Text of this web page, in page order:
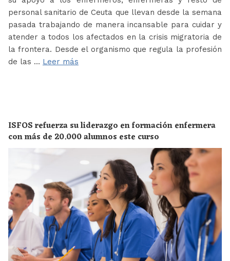
personal sanitario de Ceuta que llevan desde la semana
pasada trabajando de manera incansable para cuidar y
atender a todos los afectados en la crisis migratoria de
la frontera. Desde el organismo que regula la profesión
de las … Leer más
ISFOS refuerza su liderazgo en formación enfermera
con más de 20.000 alumnos este curso